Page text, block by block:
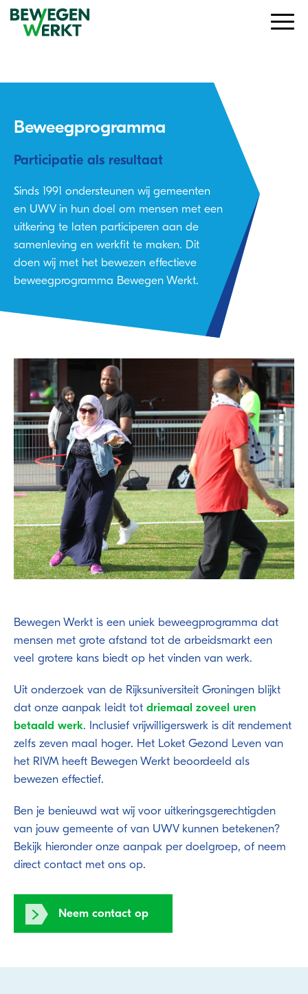
Beweegprogramma
Participatie als resultaat
Sinds 1991 ondersteunen wij gemeenten
en UWV in hun doel om mensen met een
uitkering te laten participeren aan de
samenleving en werkfit te maken. Dit
doen wij met het bewezen effectieve
beweegprogramma Bewegen Werkt.
Bewegen Werkt is een uniek beweegprogramma dat
mensen met grote afstand tot de arbeidsmarkt een
veel grotere kans biedt op het vinden van werk.
Uit onderzoek van de Rijksuniversiteit Groningen blijkt
dat onze aanpak leidt tot driemaal zoveel uren
betaald werk. Inclusief vrijwilligerswerk is dit rendement
zelfs zeven maal hoger. Het Loket Gezond Leven van
het RIVM heeft Bewegen Werkt beoordeeld als
bewezen effectief.
Ben je benieuwd wat wij voor uitkeringsgerechtigden
van jouw gemeente of van UWV kunnen betekenen?
Bekijk hieronder onze aanpak per doelgroep, of neem
direct contact met ons op.
Neem contact op